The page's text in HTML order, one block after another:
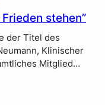
stehen”
der Titel des
Klinischer
Mitglied…